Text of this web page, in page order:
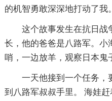
的机智勇敢深深地打动了我。
这个故事发生在抗日战
长，他的爸爸是八路军。小
哨，一边放羊，观察日本鬼
一天他接到一个任务，
到八路军叔叔手里。 海娃